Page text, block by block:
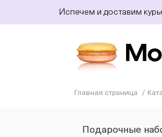
Испечем и доставим
Главная страница
Подарочные